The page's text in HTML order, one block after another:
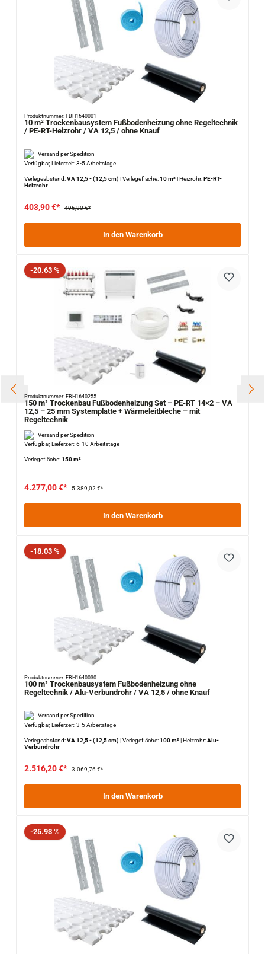
Produktnummer: FBH1640001
10 m² Trockenbausystem Fußbodenheizung ohne Regeltechnik
/ PE-RT-Heizrohr / VA 12,5 / ohne Knauf
Versand per Spedition
Verfügbar, Lieferzeit: 3-5 Arbeitstage
Verlegeabstand:
VA 12,5 - (12,5 cm) |Verlegefläche:10 m²|Heizrohr:PE-RT-
Heizrohr
403,90 €* 496,80 €*
In den Warenkorb
Rabatt
-20.63 %
Produktnummer: FBH1640255
150 m² Trockenbau Fußbodenheizung Set – PE-RT 14×2 – VA
12,5 – 25 mm Systemplatte + Wärmeleitbleche – mit
Regeltechnik
Versand per Spedition
Verfügbar, Lieferzeit: 6-10 Arbeitstage
Verlegefläche:150 m²
4.277,00 €* 5.389,02 €*
In den Warenkorb
Rabatt
-18.03 %
Produktnummer: FBH1640030
100 m² Trockenbausystem Fußbodenheizung ohne
Regeltechnik / Alu-Verbundrohr / VA 12,5 / ohne Knauf
Versand per Spedition
Verfügbar, Lieferzeit: 3-5 Arbeitstage
Verlegeabstand:
VA 12,5 - (12,5 cm) |Verlegefläche:100 m²|Heizrohr:Alu-
Verbundrohr
2.516,20 €* 3.069,76 €*
In den Warenkorb
Rabatt
-25.93 %